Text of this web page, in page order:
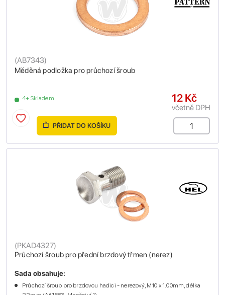
Měděná podložka pro průchozí šroub
(AB7343)
4+ Skladem 12 Kč
včetně DPH
PŘIDAT DO KOŠÍKU
Průchozí šroub pro přední brzdový třmen (nerez)
(PKAD4327)
Sada obsahuje:
Průchozí šroub pro brzdovou hadici - nerezový, M10 x 1.00mm, délka